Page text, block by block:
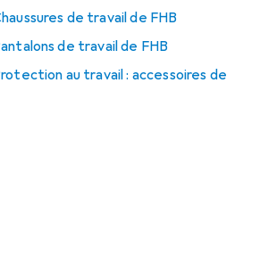
de travail de FHB
de travail de FHB
au travail : accessoires de